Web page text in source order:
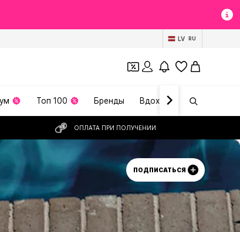
LV RU
Топ 100 Бренды Вдохновение
ОПЛАТА ПРИ ПОЛУЧЕНИИ
ПОДПИСАТЬСЯ